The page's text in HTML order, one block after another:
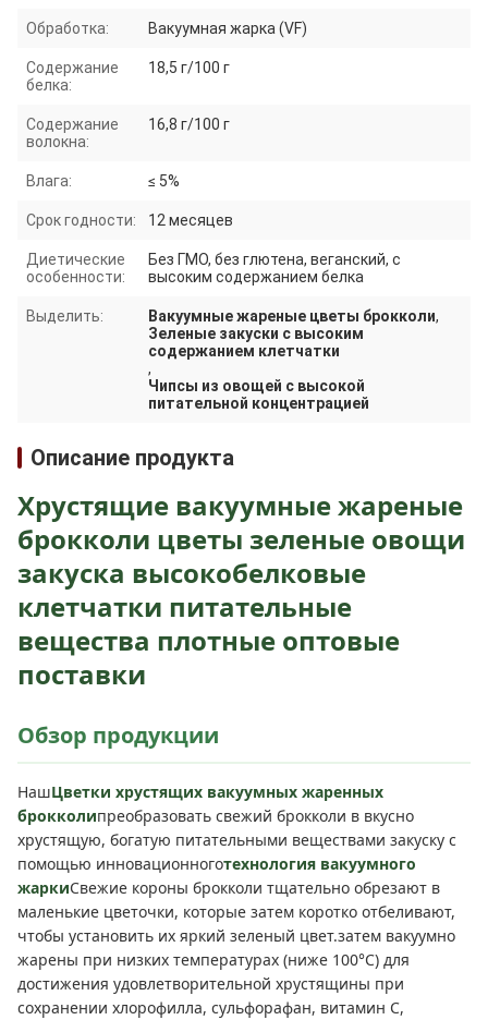
Обработка: Вакуумная жарка (VF)
Содержание
белка:
18,5 г/100 г
Содержание
волокна:
16,8 г/100 г
Влага: ≤ 5%
Срок годности: 12 месяцев
Диетические
особенности:
Без ГМО, без глютена, веганский, с
высоким содержанием белка
Выделить: Вакуумные жареные цветы брокколи,
Зеленые закуски с высоким
содержанием клетчатки
,
Чипсы из овощей с высокой
питательной концентрацией
Описание продукта
Хрустящие вакуумные жареные
брокколи цветы зеленые овощи
закуска высокобелковые
клетчатки питательные
вещества плотные оптовые
поставки
Обзор продукции
НашЦветки хрустящих вакуумных жаренных
брокколипреобразовать свежий брокколи в вкусно
хрустящую, богатую питательными веществами закуску с
помощью инновационноготехнология вакуумного
жаркиСвежие короны брокколи тщательно обрезают в
маленькие цветочки, которые затем коротко отбеливают,
чтобы установить их яркий зеленый цвет.затем вакуумно
жарены при низких температурах (ниже 100°C) для
достижения удовлетворительной хрустящины при
сохранении хлорофилла, сульфорафан, витамин С,